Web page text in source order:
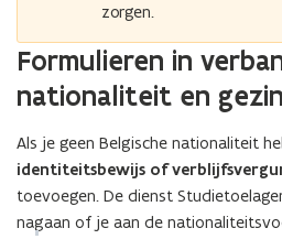
zorgen.
Formulieren in
nationaliteit en
Als je geen Belgische nationaliteit
identiteitsbewijs of
toevoegen. De dienst
nagaan of je aan de